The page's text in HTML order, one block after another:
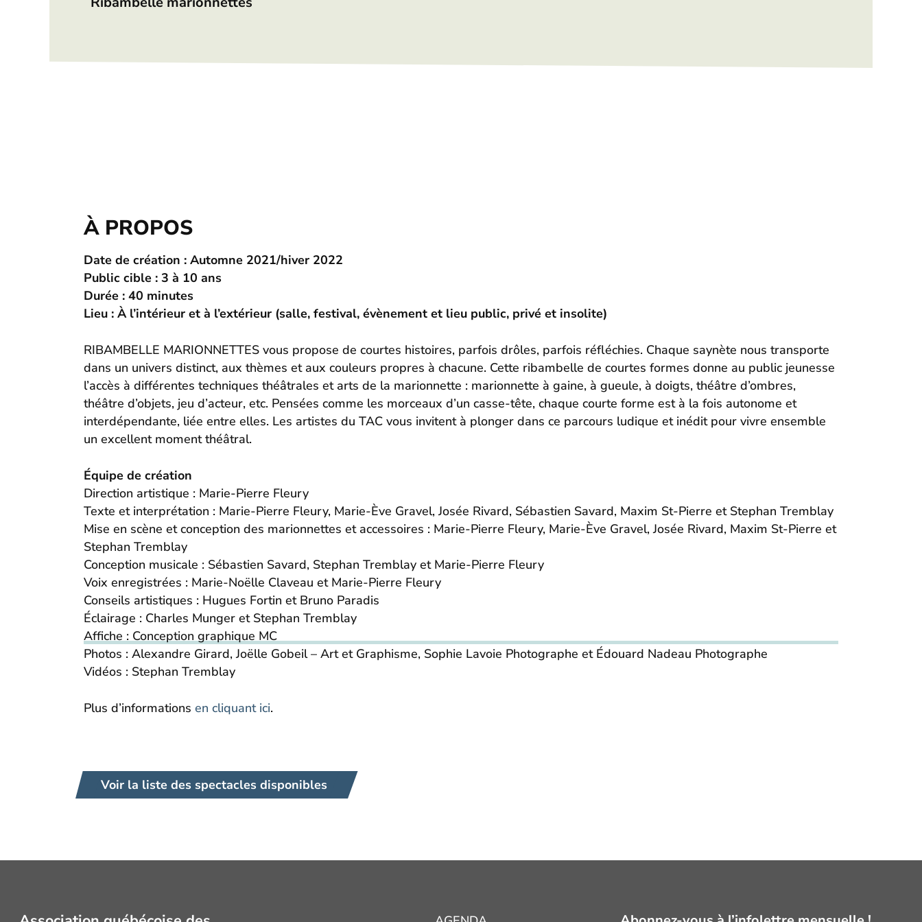
À PROPOS
Date de création : Automne 2021/hiver 2022
Public cible : 3 à 10 ans
Durée : 40 minutes
Lieu : À l’intérieur et à l’extérieur (salle, festival, évènement et lieu public, privé et insolite)
RIBAMBELLE MARIONNETTES vous propose de courtes histoires, parfois drôles, parfois réfléchies. Chaque saynète nous transporte
dans un univers distinct, aux thèmes et aux couleurs propres à chacune. Cette ribambelle de courtes formes donne au public jeunesse
l’accès à différentes techniques théâtrales et arts de la marionnette : marionnette à gaine, à gueule, à doigts, théâtre d’ombres,
théâtre d’objets, jeu d’acteur, etc. Pensées comme les morceaux d’un casse-tête, chaque courte forme est à la fois autonome et
interdépendante, liée entre elles. Les artistes du TAC vous invitent à plonger dans ce parcours ludique et inédit pour vivre ensemble
un excellent moment théâtral.
Équipe de création
Direction artistique : Marie-Pierre Fleury
Texte et interprétation : Marie-Pierre Fleury, Marie-Ève Gravel, Josée Rivard, Sébastien Savard, Maxim St-Pierre et Stephan Tremblay
Mise en scène et conception des marionnettes et accessoires : Marie-Pierre Fleury, Marie-Ève Gravel, Josée Rivard, Maxim St-Pierre et
Stephan Tremblay
Conception musicale : Sébastien Savard, Stephan Tremblay et Marie-Pierre Fleury
Voix enregistrées : Marie-Noëlle Claveau et Marie-Pierre Fleury
Conseils artistiques : Hugues Fortin et Bruno Paradis
Éclairage : Charles Munger et Stephan Tremblay
Affiche : Conception graphique MC
Photos : Alexandre Girard, Joëlle Gobeil – Art et Graphisme, Sophie Lavoie Photographe et Édouard Nadeau Photographe
Vidéos : Stephan Tremblay
Plus d’informations en cliquant ici.
Voir la liste des spectacles disponibles